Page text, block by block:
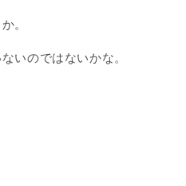
。
いのではないかな。